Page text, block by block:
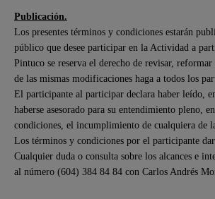
Publicación.
Los presentes términos y condiciones estarán
público que desee participar en la Actividad a
Pintuco se reserva el derecho de revisar,
de las mismas modificaciones haga a todos los
El participante al participar declara haber leído,
haberse asesorado para su entendimiento pleno,
condiciones, el incumplimiento de cualquiera de
Los términos y condiciones por el participante
Cualquier duda o consulta sobre los alcances e
al número (604) 384 84 84 con Carlos Andrés